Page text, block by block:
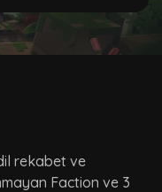
rekabet ve
Faction ve 3